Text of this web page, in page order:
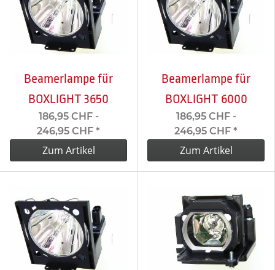
Beamerlampe für
BOXLIGHT 3650
186,95 CHF -
246,95 CHF *
Zum Artikel
Beamerlampe für
BOXLIGHT 6000
186,95 CHF -
246,95 CHF *
Zum Artikel